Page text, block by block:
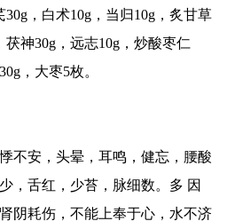
，白术10g，当归10g，炙甘草
茯神30g，远志10g，炒酸枣仁
，大枣5枚。
不安，头晕，耳鸣，健忘，腰酸
，舌红，少苔，脉细数。多 因
阴耗伤，不能上奉于心，水不济